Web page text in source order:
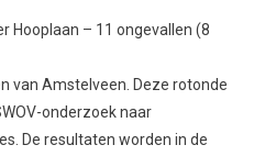
Hooplaan – 11 ongevallen (8
van Amstelveen. Deze rotonde
onderzoek naar
De resultaten worden in de